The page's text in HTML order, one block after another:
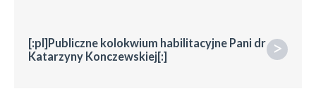
>
[:pl]Publiczne kolokwium habilitacyjne Pani dr
Katarzyny Konczewskiej[:]